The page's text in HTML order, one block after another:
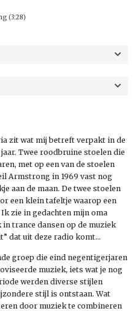
(3:28)
zit wat mij betreft verpakt in de
Twee roodbruine stoelen die
met op een van de stoelen
Armstrong in 1969 vast nog
aan de maan. De twee stoelen
een klein tafeltje waarop een
zie in gedachten mijn oma
trance dansen op de muziek
dat uit deze radio komt…
groep die eind negentigerjaren
muziek, iets wat je nog
werden diverse stijlen
stijl is ontstaan. Wat
door muziek te combineren